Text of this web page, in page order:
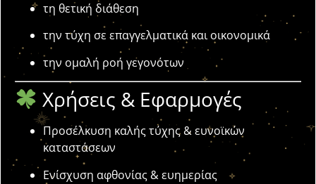
τη θετική διάθεση
την τύχη σε επαγγελματικά και οικονομικά
την ομαλή ροή γεγονότων
Χρήσεις & Εφαρμογές
Προσέλκυση καλής τύχης & ευνοϊκών
καταστάσεων
Ενίσχυση αφθονίας & ευημερίας